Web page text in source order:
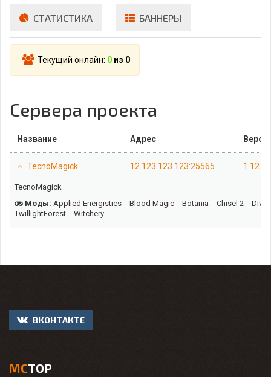
СТАТИСТИКА БАННЕРЫ
Текущий онлайн: 0 из 0
Сервера проекта
Название Адрес
TecnoMagick 12.123.123.123:25565 1.12.2
TecnoMagick
Моды: Applied Energistics Blood Magic Botania Chisel 2
TwillightForest
Witchery
ВКОНТАКТЕ
MCTOP